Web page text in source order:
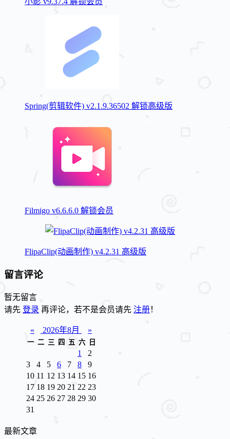
Spring(剪辑软件) v2.1.9.36502 解锁高级版
Filmigo v6.6.6.0 解锁会员
FlipaClip(动画制作) v4.2.31 高级版
留言评论
暂无留言
请先 登录 再评论，若不是会员请先 注册！
« 2026年8月 »
一 二 三 四 五 六 日
1
2
3
4 5 6 7 8
9
10 11 12 13 14 15 16
17 18 19 20 21 22 23
24 25 26 27 28 29 30
31
最新文章